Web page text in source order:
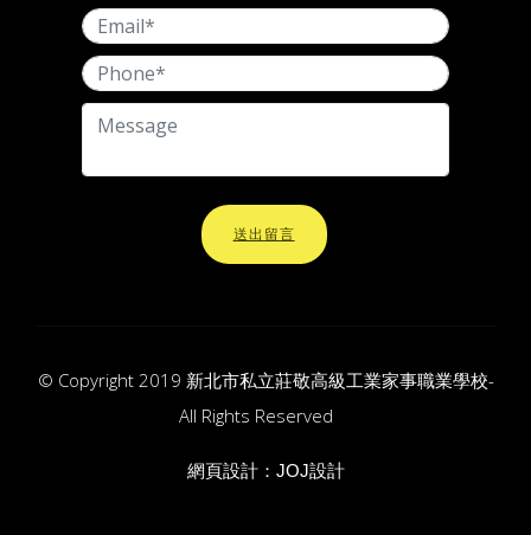
送出留言
© Copyright 2019 新北市私立莊敬高級工業家事職業學校-
All Rights Reserved
網頁設計： JOJ設計